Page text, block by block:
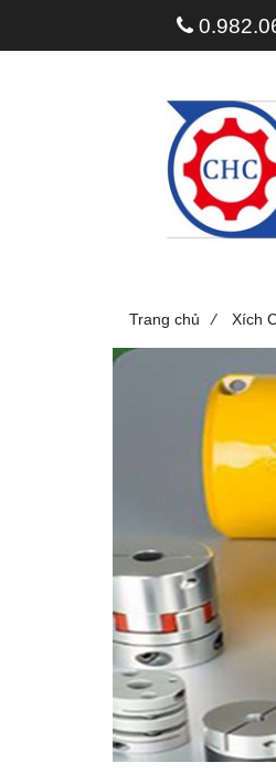
Trang chủ / Xích